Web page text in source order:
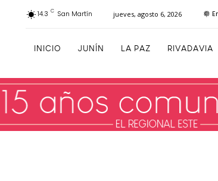
14.3 C San Martín jueves, agosto 6, 2026
INICIO JUNÍN LA PAZ RIVADAVIA